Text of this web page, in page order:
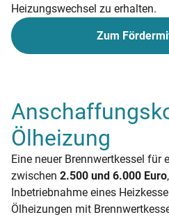
Heizungswechsel zu erhalten.
Zum
Ölheizung
Eine neuer Brennwertkessel für
zwischen 2.500 und 6.000 Euro
Inbetriebnahme eines
Ölheizungen mit